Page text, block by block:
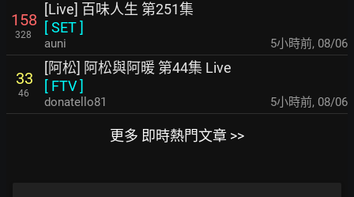
158
328
[Live] 百味人生 第251集
[SET]
auni 5小時前, 08/06
33
46
[阿松] 阿松與阿暖 第44集 Live
[ FTV]
donatello81 5小時前, 08/06
更多 即時熱門文章 >>